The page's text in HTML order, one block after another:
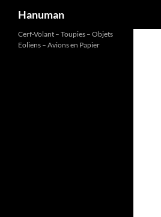
Aller
Hanuman
Cerf-Volant – Toupies – Objets
Eoliens – Avions en Papier